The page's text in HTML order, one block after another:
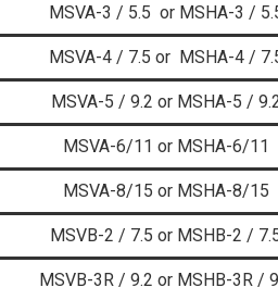
MSVA-3 / 5.5 or MSHA-3 /
MSVA-4 / 7.5 or MSHA-4 /
MSVA-5 / 9.2 or MSHA-5 /
MSVA-6/11 or MSHA-6/11
MSVA-8/15 or MSHA-8/15
MSVB-2 / 7.5 or MSHB-2 /
MSVB-3R / 9.2 or MSHB-3R /